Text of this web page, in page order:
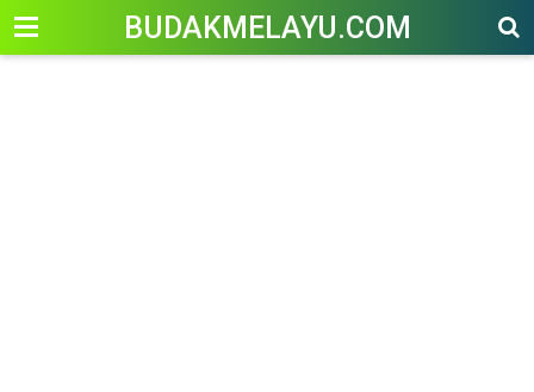
--> BUDAKMELAYU.COM